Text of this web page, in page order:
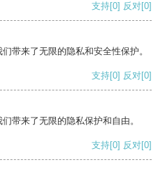
支持[0] 反对[0]
带来了无限的隐私和安全性保护。
支持[0] 反对[0]
带来了无限的隐私保护和自由。
支持[0] 反对[0]